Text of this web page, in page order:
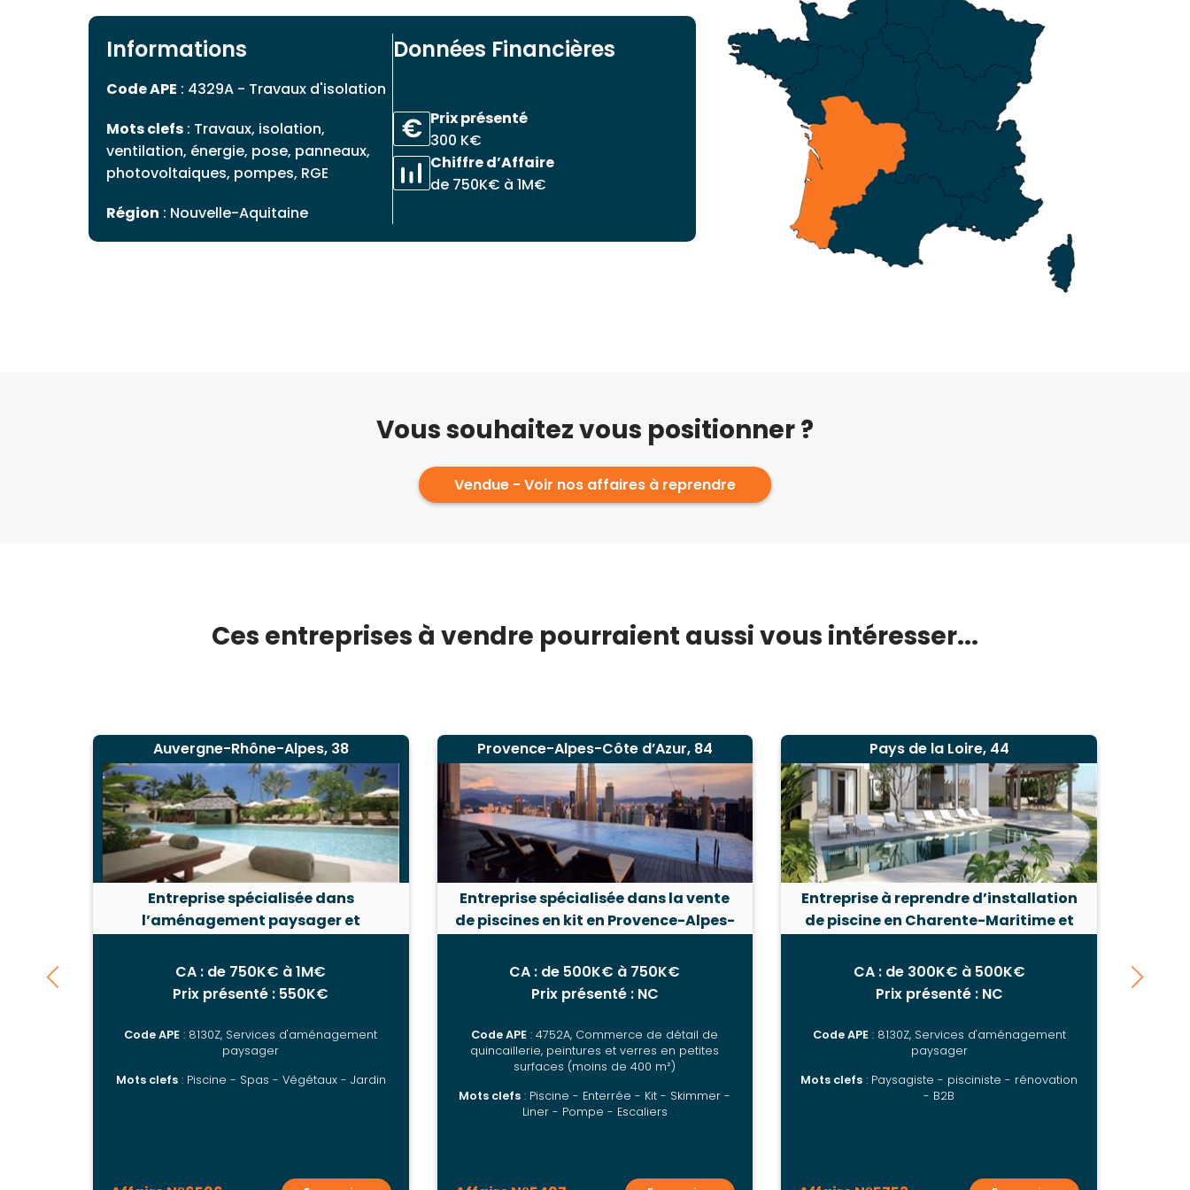
Informations
Code APE : 4329A - Travaux d'isolation
Mots clefs : Travaux, isolation,
ventilation, énergie, pose, panneaux,
photovoltaiques, pompes, RGE
Région : Nouvelle-Aquitaine
Données Financières
Prix présenté
300 K€
Chiffre d’Affaire
de 750K€ à 1M€
Vous souhaitez vous positionner ?
Vendue - Voir nos affaires à reprendre
Ces entreprises à vendre pourraient aussi vous intéresser...
Auvergne-Rhône-Alpes, 38
Entreprise spécialisée dans
l’aménagement paysager et
CA : de 750K€ à 1M€
Prix présenté : 550K€
Code APE : 8130Z, Services d'aménagement
paysager
Mots clefs: Piscine - Spas - Végétaux - Jardin
Provence-Alpes-Côte d’Azur, 84
Entreprise spécialisée dans la vente
de piscines en kit en Provence-Alpes-
CA : de 500K€ à 750K€
Prix présenté : NC
Code APE : 4752A, Commerce de détail de
quincaillerie, peintures et verres en petites
surfaces (moins de 400 m²)
Mots clefs : Piscine - Enterrée - Kit - Skimmer -
Liner - Pompe - Escaliers
Pays de la Loire, 44
Entreprise à reprendre d’installation
de piscine en Charente-Maritime et
CA : de 300K€ à 500K€
Prix présenté : NC
Code APE: 8130Z, Services d'aménagement
paysager
Mots clefs : Paysagiste - pisciniste - rénovation
- B2B